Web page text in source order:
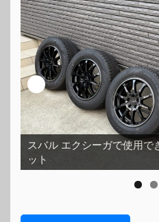
ホイールコーティング